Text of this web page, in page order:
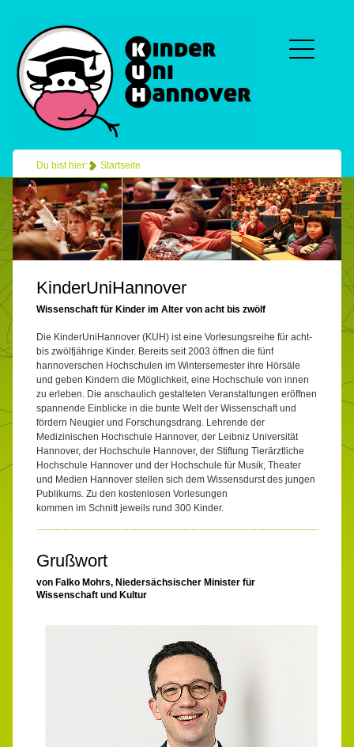
Du bist hier: Startseite
KinderUniHannover
Wissenschaft für Kinder im Alter von acht bis zwölf
Die KinderUniHannover (KUH) ist eine Vorlesungsreihe für acht-
bis zwölfjährige Kinder. Bereits seit 2003 öffnen die fünf
hannoverschen Hochschulen im Wintersemester ihre Hörsäle
und geben Kindern die Möglichkeit, eine Hochschule von innen
zu erleben. Die anschaulich gestalteten Veranstaltungen eröffnen
spannende Einblicke in die bunte Welt der Wissenschaft und
fördern Neugier und Forschungsdrang. Lehrende der
Medizinischen Hochschule Hannover, der Leibniz Universität
Hannover, der Hochschule Hannover, der Stiftung Tierärztliche
Hochschule Hannover und der Hochschule für Musik, Theater
und Medien Hannover stellen sich dem Wissensdurst des jungen
Publikums. Zu den kostenlosen Vorlesungen
kommen im Schnitt jeweils rund 300 Kinder.
Grußwort
von Falko Mohrs, Niedersächsischer Minister für
Wissenschaft und Kultur